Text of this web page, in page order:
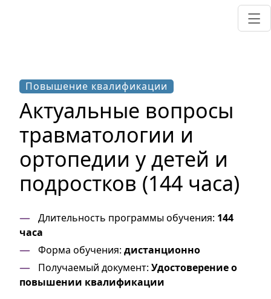
Повышение квалификации
Актуальные вопросы
травматологии и
ортопедии у детей и
подростков (144 часа)
Длительность программы обучения: 144
часа
Форма обучения: дистанционно
Получаемый документ: Удостоверение о
повышении квалификации